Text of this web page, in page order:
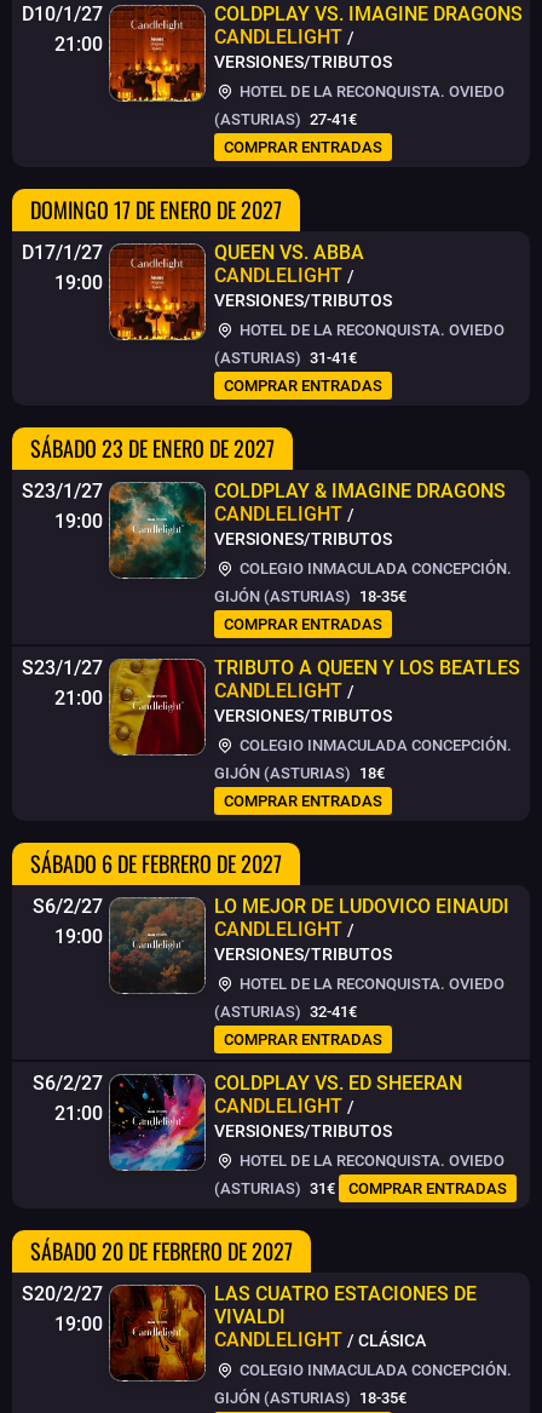
D10/1/27
21:00
COLDPLAY VS. IMAGINE DRAGONS
CANDLELIGHT /
VERSIONES/TRIBUTOS
HOTEL DE LA RECONQUISTA. OVIEDO
(ASTURIAS) 27-41€
COMPRAR ENTRADAS
DOMINGO 17 DE ENERO DE 2027
D17/1/27
19:00
QUEEN VS. ABBA
CANDLELIGHT /
VERSIONES/TRIBUTOS
HOTEL DE LA RECONQUISTA. OVIEDO
(ASTURIAS) 31-41€
COMPRAR ENTRADAS
SÁBADO 23 DE ENERO DE 2027
S23/1/27
19:00
COLDPLAY & IMAGINE DRAGONS
CANDLELIGHT /
VERSIONES/TRIBUTOS
COLEGIO INMACULADA CONCEPCIÓN.
GIJÓN (ASTURIAS) 18-35€
COMPRAR ENTRADAS
S23/1/27
21:00
TRIBUTO A QUEEN Y LOS BEATLES
CANDLELIGHT /
VERSIONES/TRIBUTOS
COLEGIO INMACULADA CONCEPCIÓN.
GIJÓN (ASTURIAS) 18€
COMPRAR ENTRADAS
SÁBADO 6 DE FEBRERO DE 2027
S6/2/27
19:00
LO MEJOR DE LUDOVICO EINAUDI
CANDLELIGHT /
VERSIONES/TRIBUTOS
HOTEL DE LA RECONQUISTA. OVIEDO
(ASTURIAS) 32-41€
COMPRAR ENTRADAS
S6/2/27
21:00
COLDPLAY VS. ED SHEERAN
CANDLELIGHT /
VERSIONES/TRIBUTOS
HOTEL DE LA RECONQUISTA. OVIEDO
(ASTURIAS) 31€ COMPRAR ENTRADAS
SÁBADO 20 DE FEBRERO DE 2027
S20/2/27
19:00
LAS CUATRO ESTACIONES DE
VIVALDI
CANDLELIGHT / CLÁSICA
COLEGIO INMACULADA CONCEPCIÓN.
GIJÓN (ASTURIAS) 18-35€